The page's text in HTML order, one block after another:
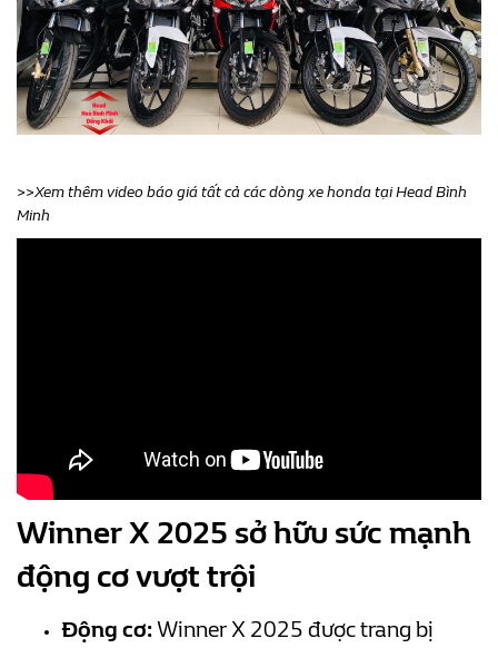
>>Xem thêm video báo giá tất cả các dòng xe honda tại Head Bình
Minh
Winner X 2025 sở hữu sức mạnh
động cơ vượt trội
Động cơ:Winner X 2025 được trang bị